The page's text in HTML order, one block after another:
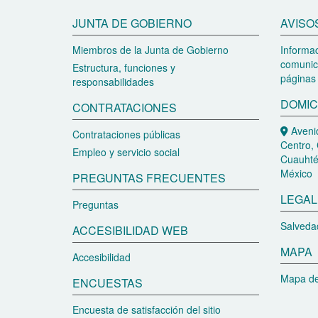
JUNTA DE GOBIERNO
Miembros de la Junta de Gobierno
Estructura, funciones y
responsabilidades
CONTRATACIONES
Contrataciones públicas
Empleo y servicio social
PREGUNTAS FRECUENTES
Preguntas
ACCESIBILIDAD WEB
Accesibilidad
ENCUESTAS
Encuesta de satisfacción del sitio
Centro,
México
MAPA
Mapa